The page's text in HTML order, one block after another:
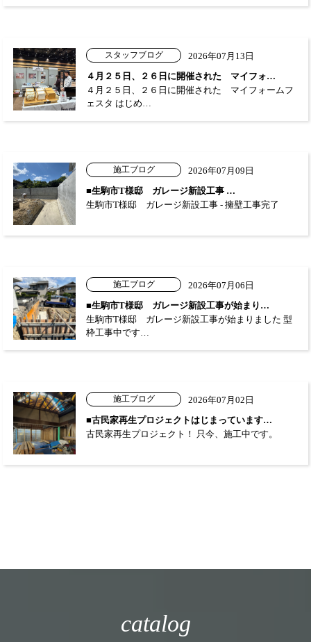
スタッフブログ
2026年07月13日
４月２５日、２６日に開催された マイフォ…
４月２５日、２６日に開催された マイフォームフ
ェスタ はじめ…
施工ブログ
2026年07月09日
■生駒市T様邸 ガレージ新設工事 …
生駒市T様邸 ガレージ新設工事 - 擁壁工事完了
施工ブログ
2026年07月06日
■生駒市T様邸 ガレージ新設工事が始まり…
生駒市T様邸 ガレージ新設工事が始まりました 型
枠工事中です…
施工ブログ
2026年07月02日
■古民家再生プロジェクトはじまっています…
古民家再生プロジェクト！ 只今、施工中です。
catalog